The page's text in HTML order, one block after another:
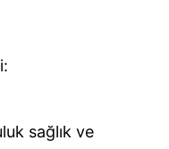
sağlık ve